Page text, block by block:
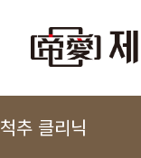
척추 클리닉